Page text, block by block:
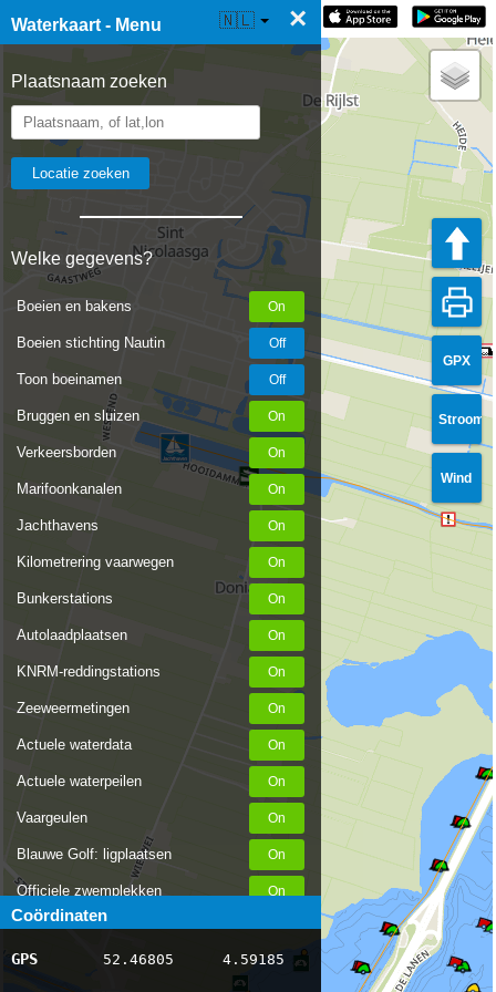
Waterkaart - Menu ×
Plaatsnaam zoeken
Welke gegevens?
Boeien en bakens
Boeien stichting Nautin
Toon boeinamen
Bruggen en sluizen
Verkeersborden
Marifoonkanalen
Jachthavens
Kilometrering vaarwegen
Bunkerstations
Autolaadplaatsen
KNRM-reddingstations
Zeeweermetingen
Actuele waterdata
Actuele waterpeilen
Vaargeulen
Blauwe Golf: ligplaatsen
Officiele zwemplekken
Stremmingen/hinder
AIS scheepsposities
Coördinaten
GPS 52.46805 4.59185
☰ Waterkaart Live 🇳🇱
GPX
Stroom
Wind